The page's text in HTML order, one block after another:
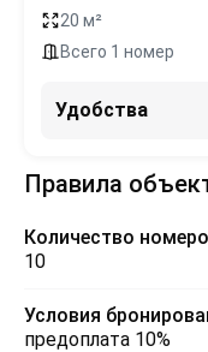
20 м²
Всего 1 номер
Удобства
Правила
Количество
10
Условия
предоплата 10%